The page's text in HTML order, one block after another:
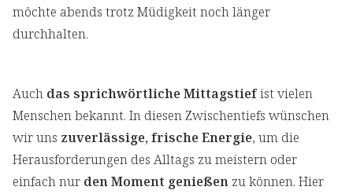
möchte abends trotz Müdigkeit noch länger
durchhalten.
Auch das sprichwörtliche Mittagstiefist vielen
Menschen bekannt. In diesen Zwischentiefs wünschen
wir uns zuverlässige, frische Energie, um die
Herausforderungen des Alltags zu meistern oder
einfach nur den Moment genießen zu können. Hier